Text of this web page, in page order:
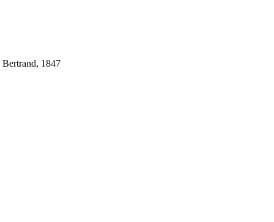
Bertrand, 1847